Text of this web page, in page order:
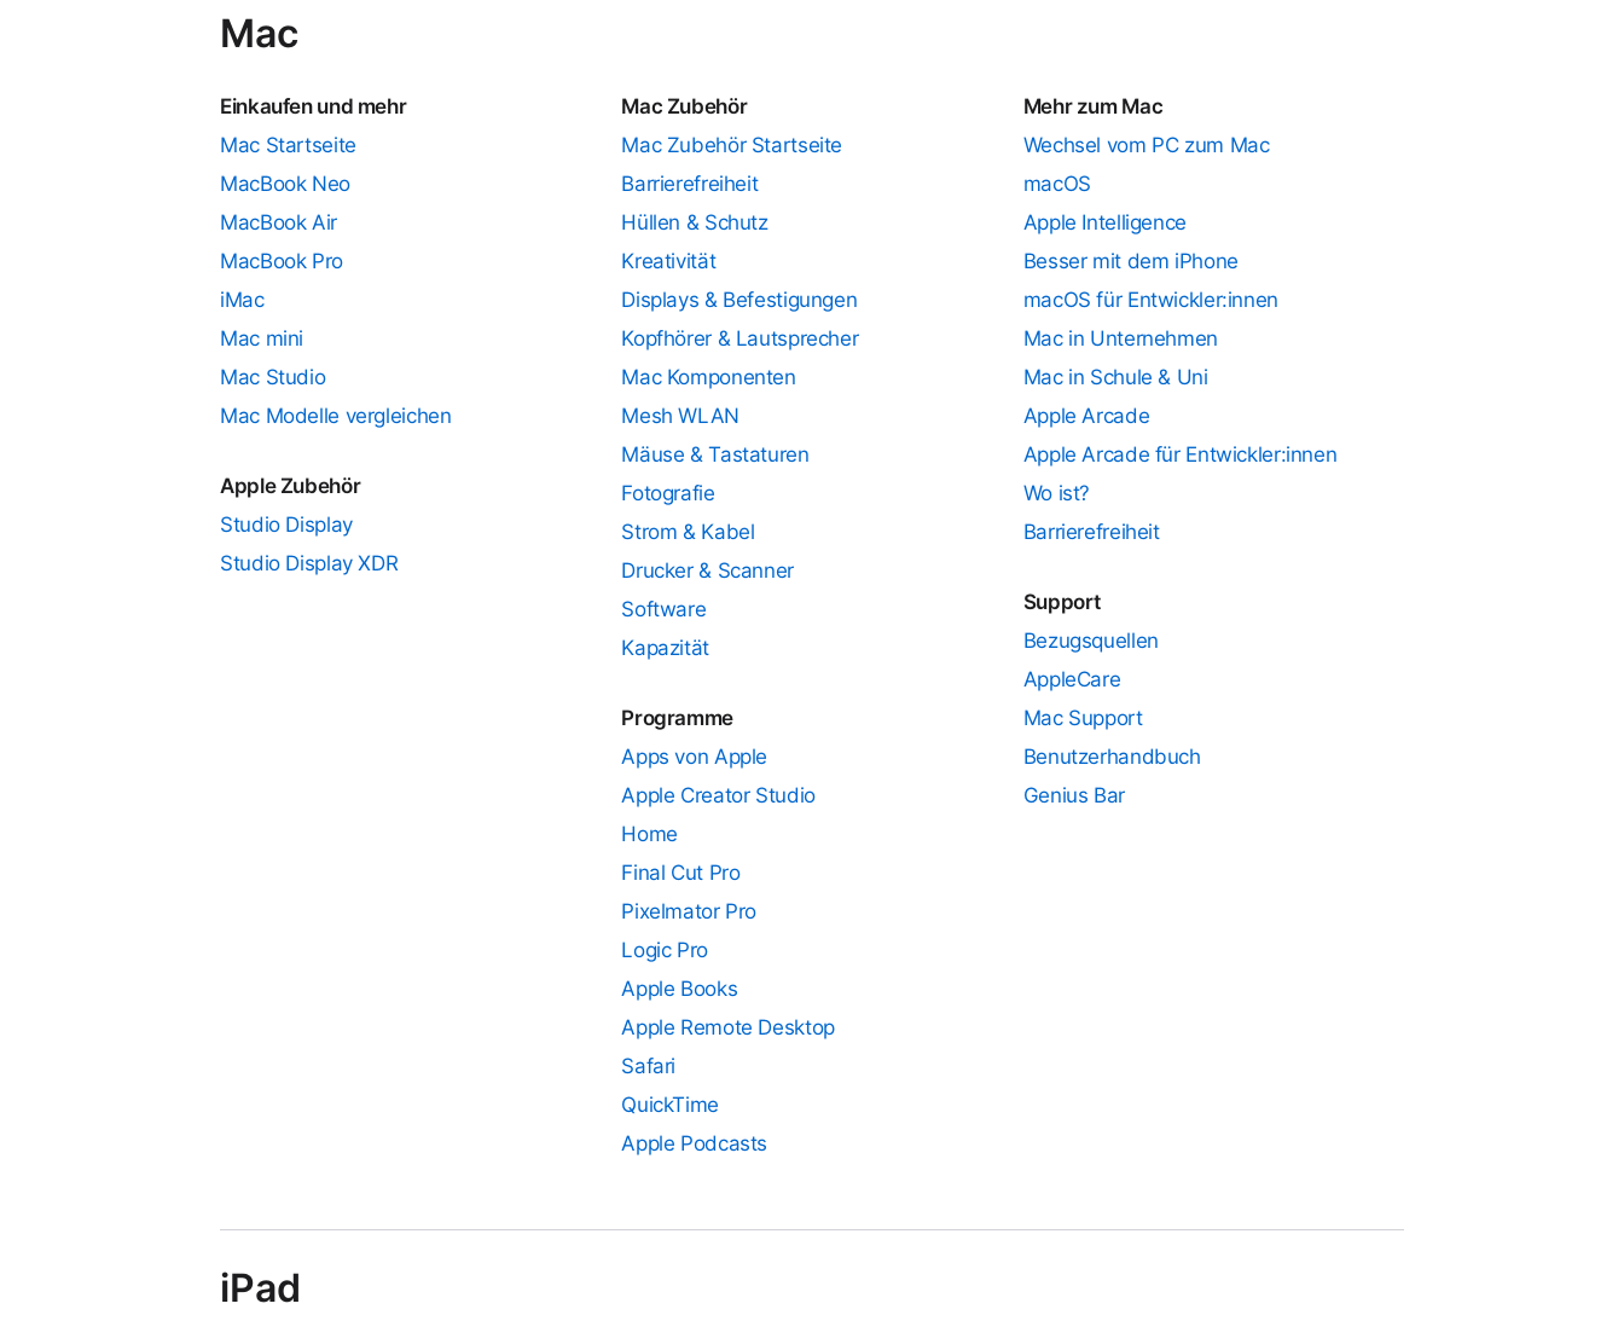
Mac
Einkaufen und mehr
Mac Startseite
MacBook Neo
MacBook Air
MacBook Pro
iMac
Mac mini
Mac Studio
Mac Modelle vergleichen
Apple Zubehör
Studio Display
Studio Display XDR
Mac Zubehör
Mac Zubehör Startseite
Barrierefreiheit
Hüllen & Schutz
Kreativität
Displays & Befestigungen
Kopfhörer & Lautsprecher
Mac Komponenten
Mesh WLAN
Mäuse & Tastaturen
Fotografie
Strom & Kabel
Drucker & Scanner
Software
Kapazität
Programme
Apps von Apple
Apple Creator Studio
Home
Final Cut Pro
Pixelmator Pro
Logic Pro
Apple Books
Apple Remote Desktop
Safari
QuickTime
Apple Podcasts
Mehr zum Mac
Wechsel vom PC zum Mac
macOS
Apple Intelligence
Besser mit dem iPhone
macOS für Entwickler:innen
Mac in Unternehmen
Mac in Schule & Uni
Apple Arcade
Apple Arcade für Entwickler:innen
Wo ist?
Barrierefreiheit
Support
Bezugsquellen
AppleCare
Mac Support
Benutzerhandbuch
Genius Bar
iPad